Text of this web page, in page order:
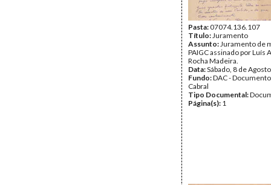
Pasta:07074.136.107
Título:Juramento
Assunto:Juramento de
PAIGC assinado por Luís
Rocha Madeira.
Data:Sábado, 8 de
Fundo:DAC -
Cabral
Tipo Documental:
Página(s): 1